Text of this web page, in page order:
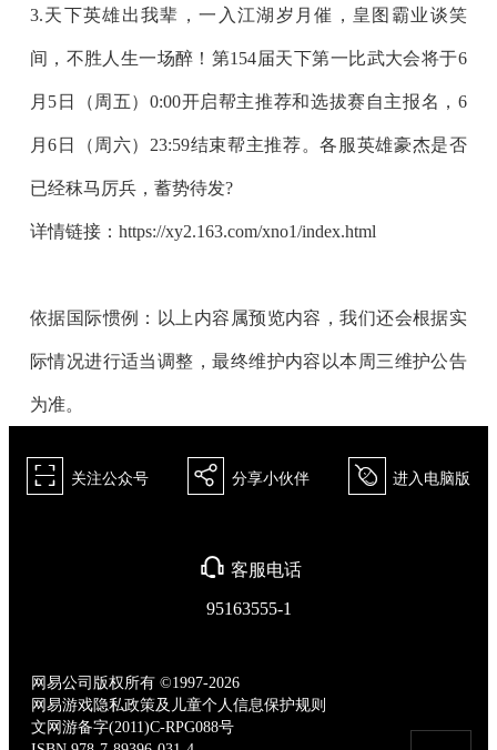
3.天下英雄出我辈，一入江湖岁月催，皇图霸业谈笑
间，不胜人生一场醉！ 第154届天下第一比武大会将于6
月5日（周五）0:00开启帮主推荐和选拔赛自主报名， 6
月6日（周六）23:59结束帮主推荐。各服英雄豪杰是否
已经秣马厉兵，蓄势待发?
详情链接：https://xy2.163.com/xno1/index.html
依据国际惯例：以上内容属预览内容，我们还会根据实
际情况进行适当调整，最终维护内容以本周三维护公告
为准。
򰀁 关注公众号 򰀂 分享小伙伴 򰀄 进入电脑版
򰀃 客服电话
95163555-1
网易公司版权所有 ©1997-2026
网易游戏隐私政策及儿童个人信息保护规则
文网游备字(2011)C-RPG088号